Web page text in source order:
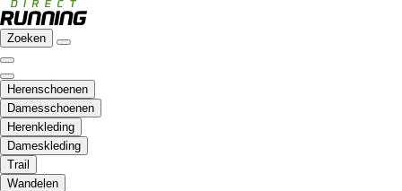
Zoeken
Herenschoenen
Damesschoenen
Herenkleding
Dameskleding
Trail
Wandelen